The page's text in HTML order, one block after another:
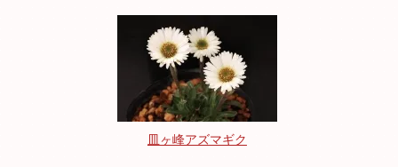
皿ヶ峰アズマギク